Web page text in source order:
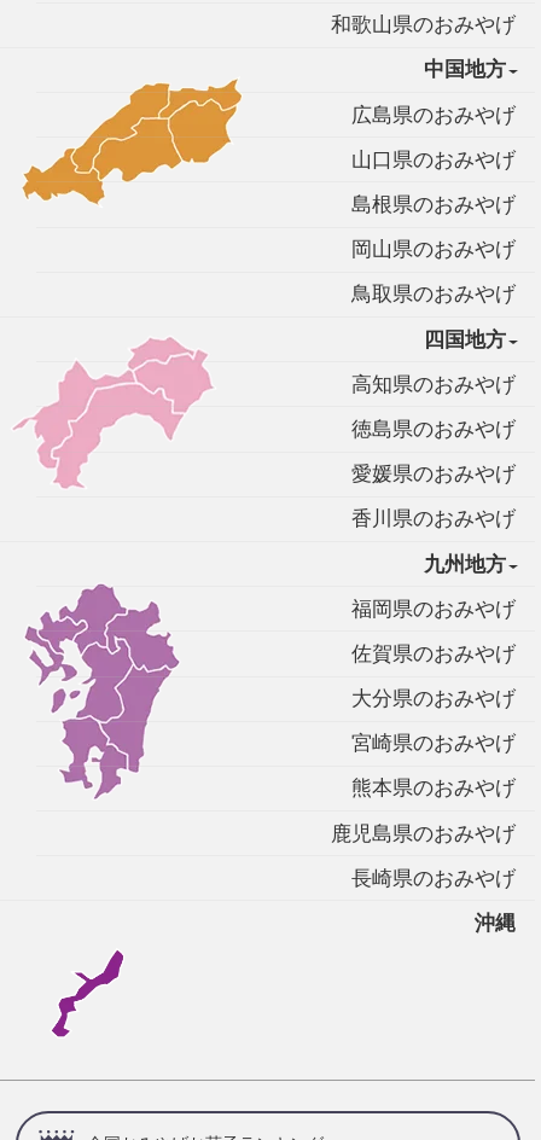
和歌山県のおみやげ
中国地方
広島県のおみやげ
山口県のおみやげ
島根県のおみやげ
岡山県のおみやげ
鳥取県のおみやげ
四国地方
高知県のおみやげ
徳島県のおみやげ
愛媛県のおみやげ
香川県のおみやげ
九州地方
福岡県のおみやげ
佐賀県のおみやげ
大分県のおみやげ
宮崎県のおみやげ
熊本県のおみやげ
鹿児島県のおみやげ
長崎県のおみやげ
沖縄